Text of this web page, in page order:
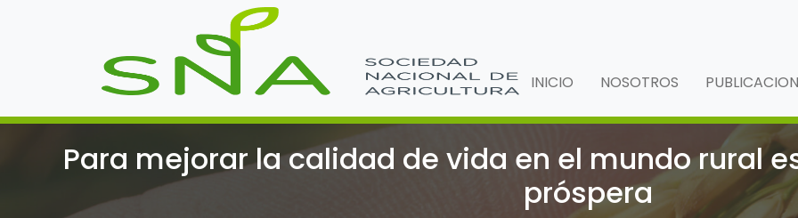
INICIO NOSOTROS
Para mejorar la calidad de vida en el mundo rural
próspera